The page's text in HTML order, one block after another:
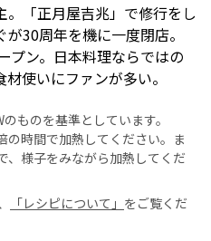
。「正月屋吉兆」で修行をし
30周年を機に一度閉店。
プン。日本料理ならではの
使いにファンが多い。
ものを基準としています。
の時間で加熱してください。ま
、様子をみながら加熱してくだ
「レシピについて」 をご覧くだ